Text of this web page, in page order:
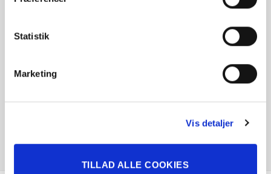
Statistik
Marketing
Vis detaljer
TILLAD ALLE COOKIES